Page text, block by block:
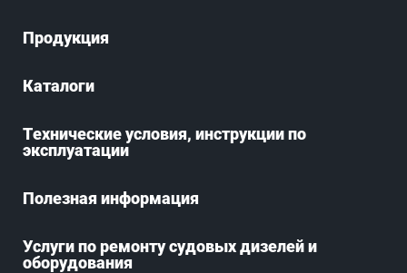
Продукция
Каталоги
Технические условия, инструкции по
эксплуатации
Полезная информация
Услуги по ремонту судовых дизелей и
оборудования